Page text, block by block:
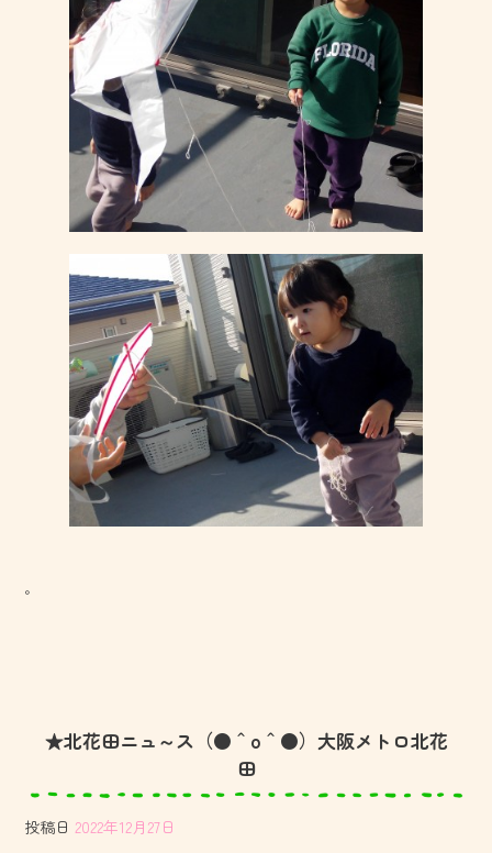
。
★北花田ニュ～ス（●＾o＾●）大阪メトロ北花
田
投稿日 2022年12月27日